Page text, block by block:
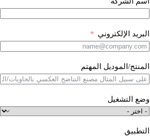
البريد الإلكتروني
المنتج/الموديل المهتم
وضع التشغيل
التطبيق